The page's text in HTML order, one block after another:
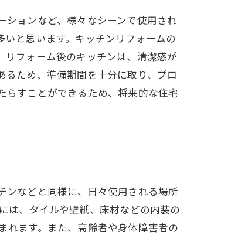
ョンなど、様々なシーンで使用され
と思います。キッチンリフォームの
フォーム後のキッチンは、清潔感が
ため、準備期間を十分に取り、プロ
らすことができるため、将来的な住宅
ンなどと同様に、日々使用される場所
は、タイルや壁紙、床材などの内装の
れます。また、高齢者や身体障害者の